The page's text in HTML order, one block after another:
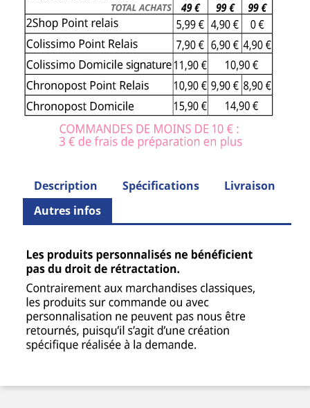
Description Spécifications
Livraison
Autres infos